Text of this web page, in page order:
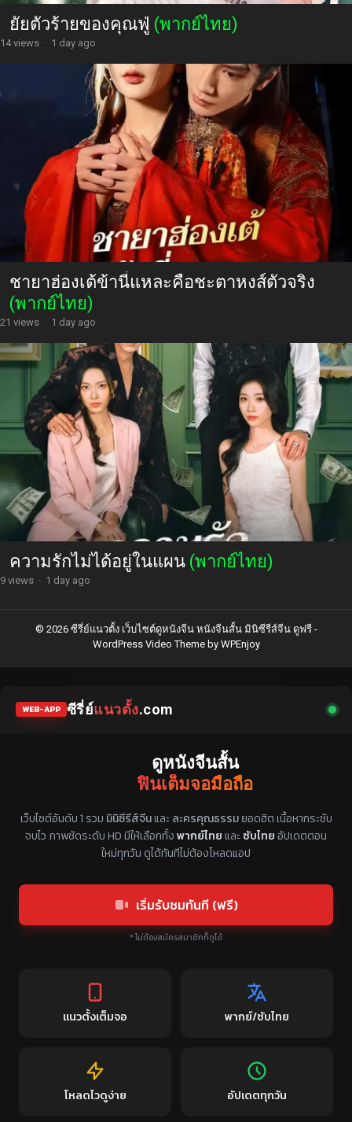
ยัยตัวร้ายของคุณฟู่ (พากย์ไทย)
14 views · 1 day ago
ชายาฮ่องเต้ข้านี่แหละคือชะตาหงส์ตัวจริง
(พากย์ไทย)
21 views · 1 day ago
ความรักไม่ได้อยู่ในแผน (พากย์ไทย)
9 views · 1 day ago
© 2026 ซีรี่ย์แนวตั้ง เว็บไซต์ดูหนังจีน หนังจีนสั้น มินิซีรีส์จีน ดูฟรี -
WordPress Video Themeby WPEnjoy
WEB-APP ซีรี่ย์แนวตั้ง.com
ดูหนังจีนสั้น
ฟินเต็มจอมือถือ
แหล่งรวมซีรี่ย์จีนแนวตั้ง พากย์ไทย ซับไทย
เว็บไซต์อันดับ 1 รวม มินิซีรีส์จีนและ ละครคุณธรรมยอดฮิต เนื้อหากระชับ
จบไว ภาพชัดระดับ HD มีให้เลือกทั้งพากย์ไทยและ ซับไทยอัปเดตตอน
ใหม่ทุกวัน ดูได้ทันทีไม่ต้องโหลดแอป
เริ่มรับชมทันที (ฟรี)
* ไม่ต้องสมัครสมาชิกก็ดูได้
แนวตั้งเต็มจอ พากย์/ซับไทย
โหลดไวดูง่าย อัปเดตทุกวัน